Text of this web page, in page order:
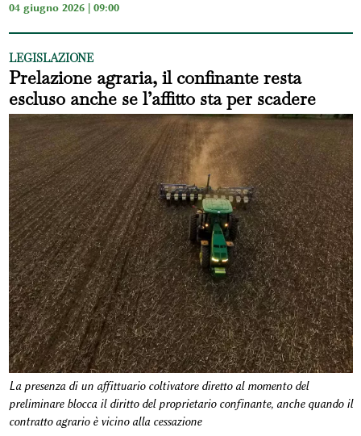
04 giugno 2026 | 09:00
LEGISLAZIONE
Prelazione agraria, il confinante resta
escluso anche se l’affitto sta per scadere
La presenza di un affittuario coltivatore diretto al momento del
preliminare blocca il diritto del proprietario confinante, anche quando il
contratto agrario è vicino alla cessazione